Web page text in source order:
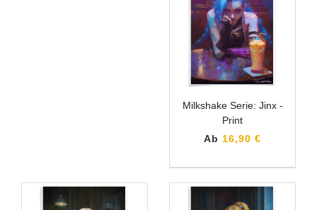
Milkshake Serie: Jinx -
Print
Ab 16,90 €